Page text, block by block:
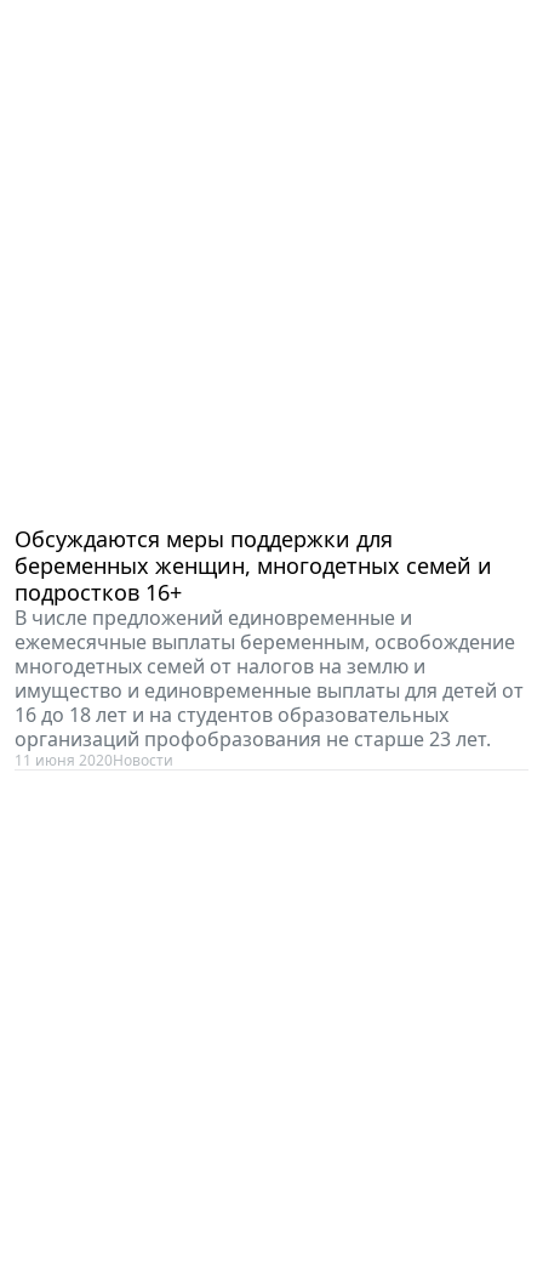
Обсуждаются меры поддержки для
беременных женщин, многодетных семей и
подростков 16+
В числе предложений единовременные и
ежемесячные выплаты беременным, освобождение
многодетных семей от налогов на землю и
имущество и единовременные выплаты для детей от
16 до 18 лет и на студентов образовательных
организаций профобразования не старше 23 лет.
11 июня 2020Новости